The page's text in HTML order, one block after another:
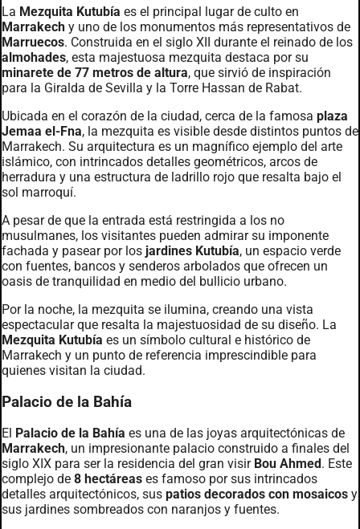
La Mezquita Kutubía es el principal lugar de culto en
Marrakech y uno de los monumentos más representativos de
Marruecos. Construida en el siglo XII durante el reinado de los
almohades, esta majestuosa mezquita destaca por su
minarete de 77 metros de altura, que sirvió de inspiración
para la Giralda de Sevilla y la Torre Hassan de Rabat.
Ubicada en el corazón de la ciudad, cerca de la famosa plaza
Jemaa el-Fna, la mezquita es visible desde distintos puntos de
Marrakech. Su arquitectura es un magnífico ejemplo del arte
islámico, con intrincados detalles geométricos, arcos de
herradura y una estructura de ladrillo rojo que resalta bajo el
sol marroquí.
A pesar de que la entrada está restringida a los no
musulmanes, los visitantes pueden admirar su imponente
fachada y pasear por los jardines Kutubía, un espacio verde
con fuentes, bancos y senderos arbolados que ofrecen un
oasis de tranquilidad en medio del bullicio urbano.
Por la noche, la mezquita se ilumina, creando una vista
espectacular que resalta la majestuosidad de su diseño. La
Mezquita Kutubía es un símbolo cultural e histórico de
Marrakech y un punto de referencia imprescindible para
quienes visitan la ciudad.
Palacio de la Bahía
El Palacio de la Bahía es una de las joyas arquitectónicas de
Marrakech, un impresionante palacio construido a finales del
siglo XIX para ser la residencia del gran visir Bou Ahmed . Este
complejo de 8 hectáreas es famoso por sus intrincados
detalles arquitectónicos, sus patios decorados con mosaicos y
sus jardines sombreados con naranjos y fuentes.